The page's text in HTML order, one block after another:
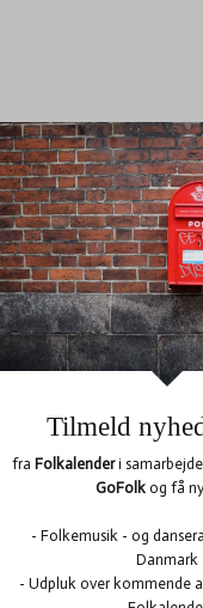
OPSLAGSTAVLEN
Har du arrangeret en
koncert? Savner du
nogen at spille med? Er
RadioFolk.dk's